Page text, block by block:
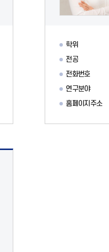
학위
전공
전화번호
연구분야
홈페이지주소